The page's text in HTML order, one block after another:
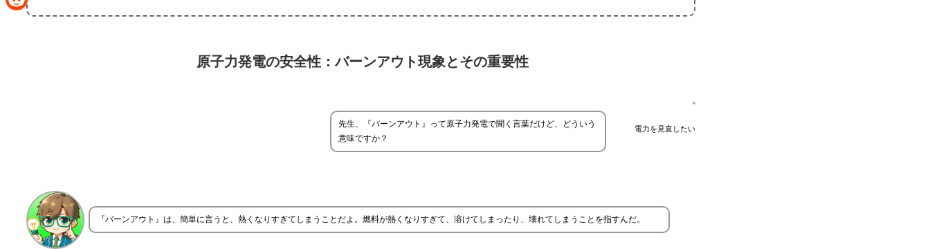
原子力発電の安全性：バーンアウト現象とその重要性
電力を見直したい
先生、『バーンアウト』って原子力発電で聞く言葉だけど、どういう
意味ですか？
『バーンアウト』は、簡単に言うと、熱くなりすぎてしまうことだよ。燃料が熱くなりすぎて、溶けてしまったり、壊れてしまうことを指すんだ。